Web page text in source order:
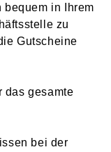
bequem in Ihrem
zu
Gutscheine
das gesamte
bei der